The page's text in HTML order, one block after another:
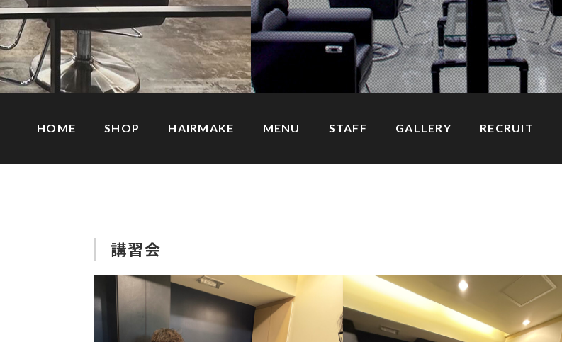
HOME SHOP HAIRMAKE MENU STAFF GALLERY RECRUIT
講習会